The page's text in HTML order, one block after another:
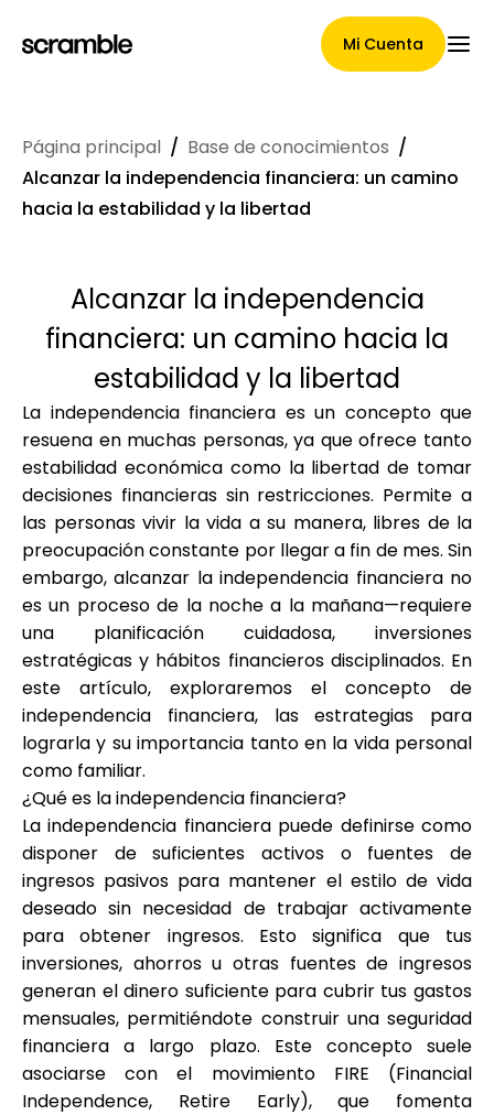
Mi Cuenta
Página Principal
Términos de asignación de
reclamaciones
Galería de marcas
Selección de marca
Calculadoras
Historial de Rondas
Blog
Contáctenos
Ayuda
Página principal / Base de conocimientos /
Alcanzar la independencia financiera: un camino
hacia la estabilidad y la libertad
Alcanzar la independencia
financiera: un camino hacia la
estabilidad y la libertad
La independencia financiera es un concepto que
resuena en muchas personas, ya que ofrece tanto
estabilidad económica como la libertad de tomar
decisiones financieras sin restricciones. Permite a
las personas vivir la vida a su manera, libres de la
preocupación constante por llegar a fin de mes. Sin
embargo, alcanzar la independencia financiera no
es un proceso de la noche a la mañana—requiere
una planificación cuidadosa, inversiones
estratégicas y hábitos financieros disciplinados. En
este artículo, exploraremos el concepto de
independencia financiera, las estrategias para
lograrla y su importancia tanto en la vida personal
como familiar.
¿Qué es la independencia financiera?
La independencia financiera puede definirse como
disponer de suficientes activos o fuentes de
ingresos pasivos para mantener el estilo de vida
deseado sin necesidad de trabajar activamente
para obtener ingresos. Esto significa que tus
inversiones, ahorros u otras fuentes de ingresos
generan el dinero suficiente para cubrir tus gastos
mensuales, permitiéndote construir una seguridad
financiera a largo plazo. Este concepto suele
asociarse con el movimiento FIRE (Financial
Independence, Retire Early), que fomenta